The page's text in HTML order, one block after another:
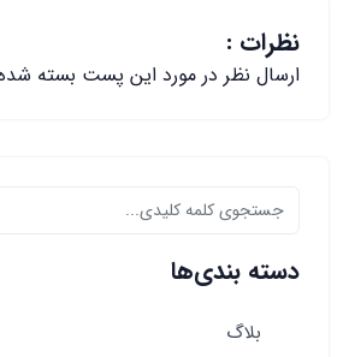
نظرات :
ارسال نظر در مورد این پست بسته
دسته بندی‌ها
بلاگ